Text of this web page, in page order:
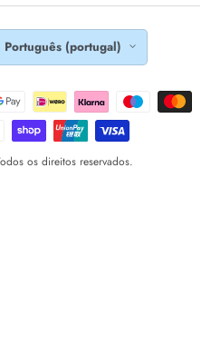
Português (portugal)
os direitos reservados.